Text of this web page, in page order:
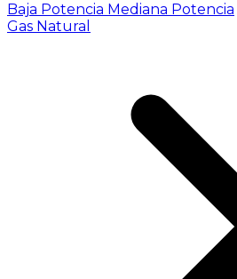
Baja Potencia Mediana Potencia
Gas Natural